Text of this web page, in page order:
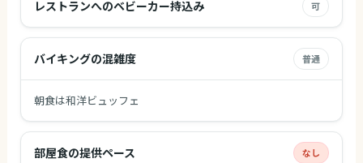
レストランへのベビーカー持込み 可
バイキングの混雑度 普通
朝食は和洋ビュッフェ
部屋食の提供ペース なし